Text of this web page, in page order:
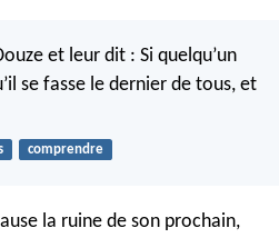
et leur dit : Si quelqu’un
se fasse le dernier de tous, et
comprendre
la ruine de son prochain,